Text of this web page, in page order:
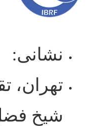
نشانی:
تهران،
شیخ فضل